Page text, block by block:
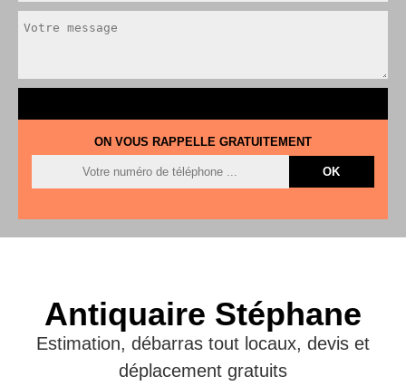
ON VOUS RAPPELLE GRATUITEMENT
Antiquaire Stéphane
Estimation, débarras tout locaux, devis et
déplacement gratuits